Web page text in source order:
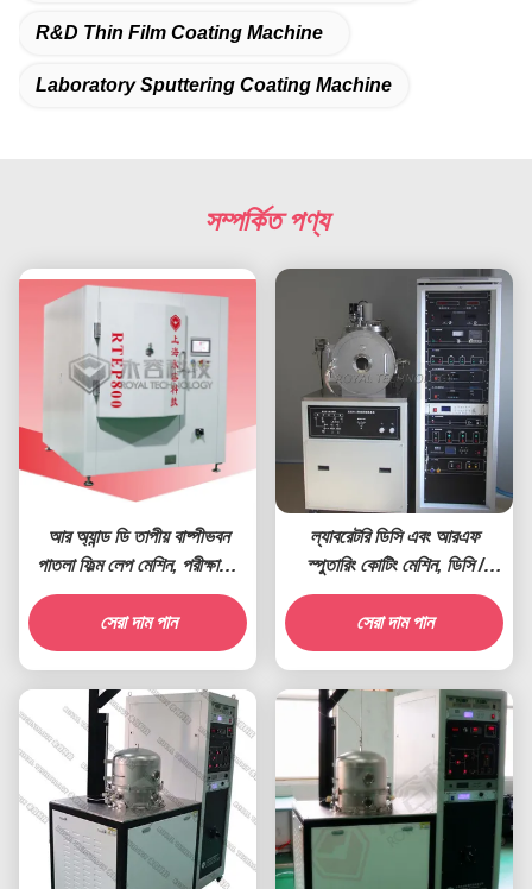
R&D Thin Film Coating Machine
Laboratory Sputtering Coating Machine
সম্পর্কিত পণ্য
আর অ্যান্ড ডি তাপীয় বাষ্পীভবন
পাতলা ফিল্ম লেপ মেশিন, পরীক্ষাগার
পাতলা ফিল্ম ডিপোজিশন সিস্টেম
সেরা দাম পান
ল্যাবরেটরি ডিসি এবং আরএফ
স্পুতারিং কোটিং মেশিন, ডিসি /
এমএফ স্পুতারিং ল্যাব। কয়টিং
ইউনিট, আরএডি ডি ল্যাব।
Sputtering সিস্টেম
সেরা দাম পান